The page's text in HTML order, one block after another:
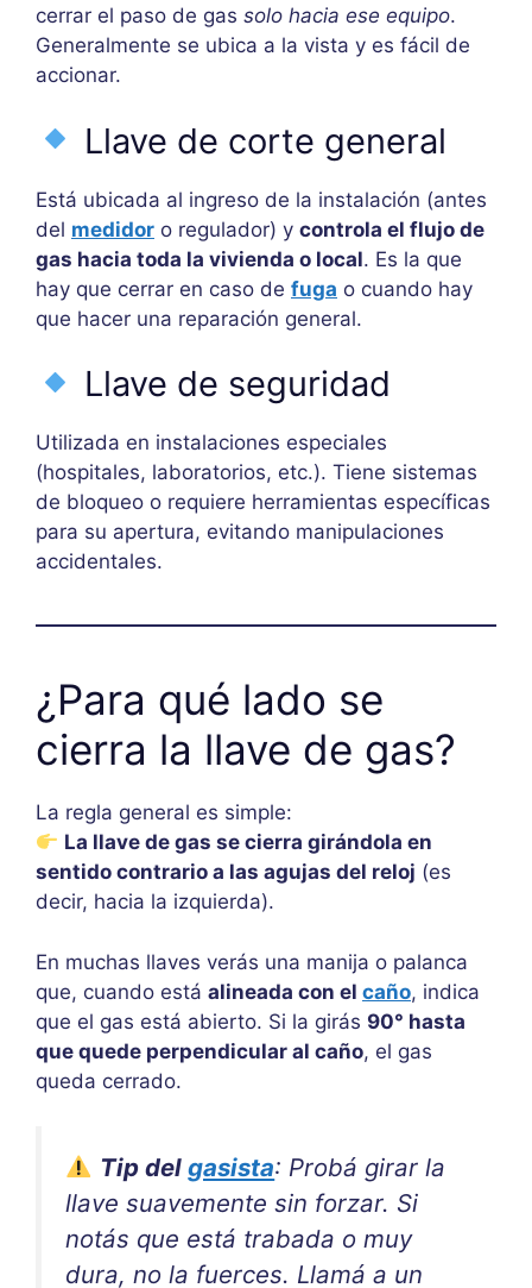
cerrar el paso de gas solo hacia ese equipo.
Generalmente se ubica a la vista y es fácil de
accionar.
Llave de corte general
Está ubicada al ingreso de la instalación (antes
del medidor o regulador) y controla el flujo de
gas hacia toda la vivienda o local. Es la que
hay que cerrar en caso de fuga o cuando hay
que hacer una reparación general.
Llave de seguridad
Utilizada en instalaciones especiales
(hospitales, laboratorios, etc.). Tiene sistemas
de bloqueo o requiere herramientas específicas
para su apertura, evitando manipulaciones
accidentales.
¿Para qué lado se
cierra la llave de gas?
La regla general es simple:
La llave de gas se cierra girándola en
sentido contrario a las agujas del reloj (es
decir, hacia la izquierda).
En muchas llaves verás una manija o palanca
que, cuando está alineada con el caño, indica
que el gas está abierto. Si la girás 90° hasta
que quede perpendicular al caño, el gas
queda cerrado.
Tip delgasista: Probá girar la
llave suavemente sin forzar. Si
notás que está trabada o muy
dura, no la fuerces. Llamá a un